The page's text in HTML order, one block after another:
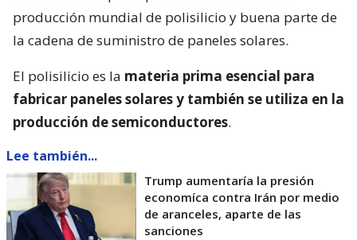
producción mundial de polisilicio y buena parte de
la cadena de suministro de paneles solares.
El polisilicio es la materia prima esencial para
fabricar paneles solares y también se utiliza en la
producción de semiconductores.
Lee también...
Trump aumentaría la presión
economíca contra Irán por medio
de aranceles, aparte de las
sanciones